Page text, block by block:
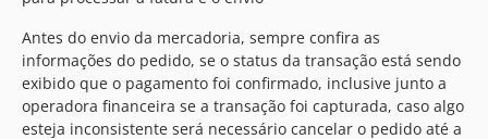
Antes do envio da mercadoria, sempre confira as
informações do pedido, se o status da transação está sendo
exibido que o pagamento foi confirmado, inclusive junto a
operadora financeira se a transação foi capturada, caso algo
esteja inconsistente será necessário cancelar o pedido até a